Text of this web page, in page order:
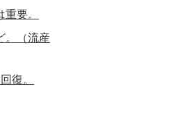
要。
。（流産
復。